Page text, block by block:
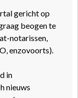
gericht op
beogen te
notarissen,
enzovoorts).
in
nieuws